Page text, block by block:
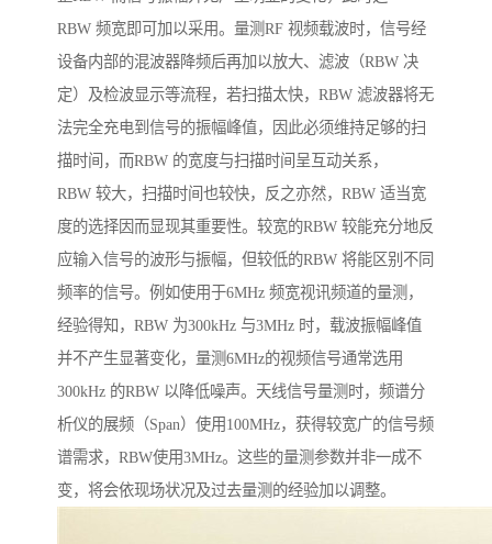
RBW 频宽即可加以采用。量测RF 视频载波时，信号经
设备内部的混波器降频后再加以放大、滤波（RBW 决
定）及检波显示等流程，若扫描太快，RBW 滤波器将无
法完全充电到信号的振幅峰值，因此必须维持足够的扫
描时间，而RBW 的宽度与扫描时间呈互动关系，
RBW 较大，扫描时间也较快，反之亦然，RBW 适当宽
度的选择因而显现其重要性。较宽的RBW 较能充分地反
应输入信号的波形与振幅，但较低的RBW 将能区别不同
频率的信号。例如使用于6MHz 频宽视讯频道的量测，
经验得知，RBW 为300kHz 与3MHz 时，载波振幅峰值
并不产生显著变化，量测6MHz的视频信号通常选用
300kHz 的RBW 以降低噪声。天线信号量测时，频谱分
析仪的展频（Span）使用100MHz，获得较宽广的信号频
谱需求，RBW使用3MHz。这些的量测参数并非一成不
变，将会依现场状况及过去量测的经验加以调整。